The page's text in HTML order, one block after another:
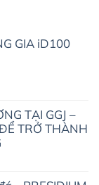
GIA iD100
TẠI GGJ –
TRỞ THÀNH